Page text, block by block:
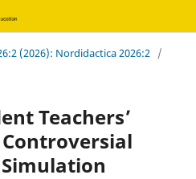
(2026): Nordidactica 2026:2 /
Teachers’